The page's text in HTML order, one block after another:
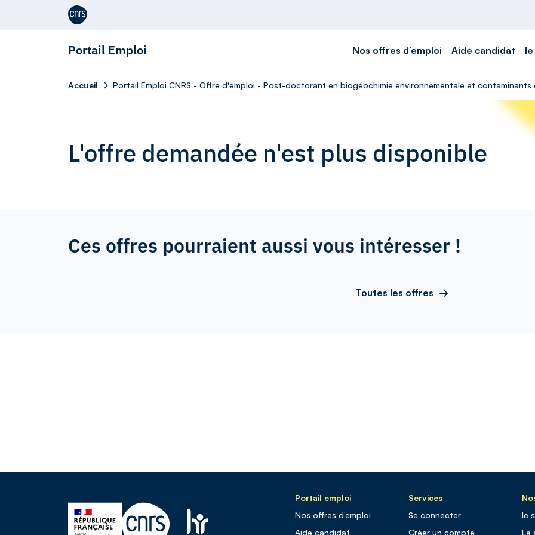
Aller au contenu
Portail Emploi Nos offres d’emploi Aide candidat
Accueil Portail Emploi CNRS - Offre d'emploi - Post-doctorant en biogéochimie environnementale et contaminants
L'offre demandée n'est plus disponible
Ces offres pourraient aussi vous intéresser !
Toutes les offres
Portail emploi
Nos offres d’emploi
Aide candidat
Services
Se connecter
Créer un compte
le
Le